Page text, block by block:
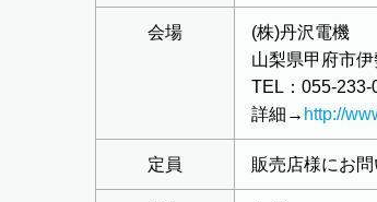
会場
(株)丹沢電機
山梨県甲府市
TEL：055-233-
詳細→ http://
定員 販売店様にお問